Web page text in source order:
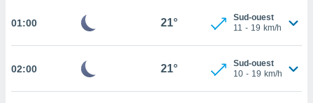
les
01:00 21°
Sud-ouest
11 - 19 km/h
02:00 21°
Sud-ouest
10 - 19 km/h